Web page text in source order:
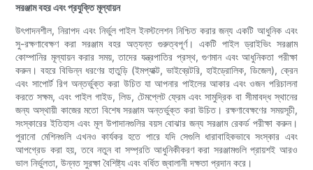
সরঞ্জাম বহর এবং প্রযুক্তি মূল্যায়ন
উৎপাদনশীল, নিরাপদ এবং নির্ভুল পাইল ইনস্টলেশন নিশ্চিত করার জন্য একটি আধুনিক এবং
সু-রক্ষণাবেক্ষণ করা সরঞ্জাম বহর অত্যন্ত গুরুত্বপূর্ণ। একটি পাইল ড্রাইভিং সরঞ্জাম
কোম্পানির মূল্যায়ন করার সময়, তাদের যন্ত্রপাতির প্রস্থ, গুণমান এবং আধুনিকতা পরীক্ষা
করুন। বহরে বিভিন্ন ধরণের হাতুড়ি (ইমপ্যাক্ট, ভাইব্রেটরি, হাইড্রোলিক, ডিজেল), ক্রেন
এবং সাপোর্ট রিগ অন্তর্ভুক্ত করা উচিত যা আপনার পাইলের আকার এবং ওজন পরিচালনা
করতে সক্ষম, এবং পাইল গাইড, লিড, টেমপ্লেট ফ্রেম এবং সামুদ্রিক বা সীমাবদ্ধ স্থানের
জন্য অস্থায়ী কাজের মতো বিশেষ সরঞ্জাম অন্তর্ভুক্ত করা উচিত। রক্ষণাবেক্ষণের সময়সূচী,
সংস্কারের ইতিহাস এবং মূল উপাদানগুলির বয়স বোঝার জন্য সরঞ্জাম রেকর্ড পরীক্ষা করুন।
পুরানো মেশিনগুলি এখনও কার্যকর হতে পারে যদি সেগুলি ধারাবাহিকভাবে সংস্কার এবং
আপগ্রেড করা হয়, তবে নতুন বা সম্প্রতি আধুনিকীকরণ করা সরঞ্জামগুলি প্রায়শই আরও
ভাল নির্ভুলতা, উন্নত সুরক্ষা বৈশিষ্ট্য এবং বর্ধিত জ্বালানী দক্ষতা প্রদান করে।